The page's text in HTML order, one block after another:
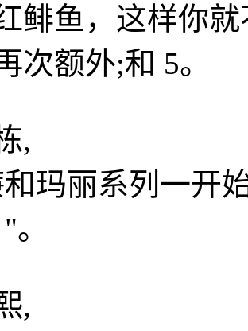
鲱鱼，这样你
次额外;和 5。
,
玛丽系列一开
,